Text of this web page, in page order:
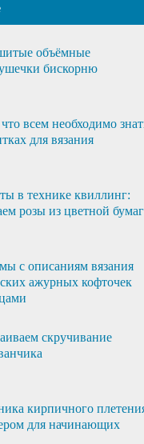
объёмные
бискорню
всем необходимо
для вязания
в технике квиллинг:
розы из цветной
с описаниям вязания
ажурных кофточек
скручивание
кирпичного
для начинающих